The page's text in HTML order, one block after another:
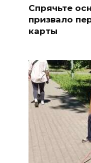
Спрячьте
призвало
карты